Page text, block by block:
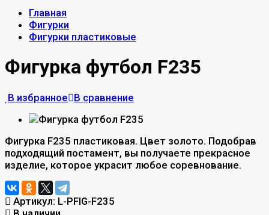
Главная
Фигурки
Фигурки пластиковые
Фигурка футбол F235
В избранное В сравнение
Фигурка F235 пластиковая. Цвет золото. Подобрав
подходящий постамент, вы получаете прекрасное
изделие, которое украсит любое соревнование.
Артикул: L-PFIG-F235